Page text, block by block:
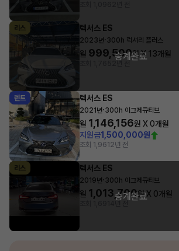
리스 렉서스 ES
2023년· 300h 럭셔리 플러스
월 999,500원 X 13개월
승계완료
렌트 렉서스 ES
2021년·300h 이그제큐티브
월 1,146,156원 X0개월
지원금1,500,000원
조회 1,961 2년 전
리스 렉서스 ES
2019년· 300h 이그제큐티브
월 1,013,700원 X 0개월
승계완료